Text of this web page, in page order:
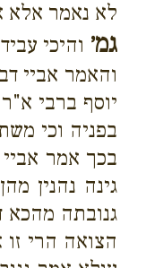
לא נאמר אלא
גמ׳ והיכי
והאמר אביי
יוסף ברבי
בפניה וכי
בכך אמר
גינה נהנין
גנובתה מהכא
הצואה הרי